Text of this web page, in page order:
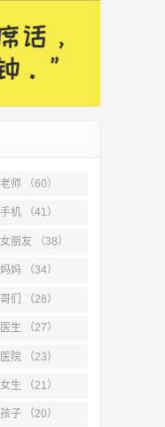
老师 （60）
手机 （41）
女朋友 （38）
妈妈 （34）
哥们 （28）
医生 （27）
医院 （23）
女生 （21）
孩子 （20）